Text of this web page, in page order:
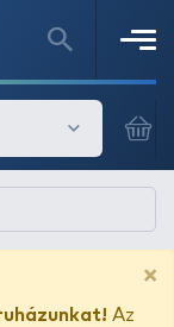
×
Az